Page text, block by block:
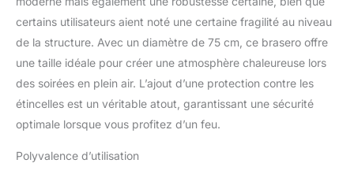
Cuire du pain et des
marshmallows
certains utilisateurs aient noté une certaine fragilité au niveau
de la structure. Avec un diamètre de 75 cm, ce brasero offre
une taille idéale pour créer une atmosphère chaleureuse lors
des soirées en plein air. L’ajout d’une protection contre les
étincelles est un véritable atout, garantissant une sécurité
optimale lorsque vous profitez d’un feu.
Polyvalence d’utilisation